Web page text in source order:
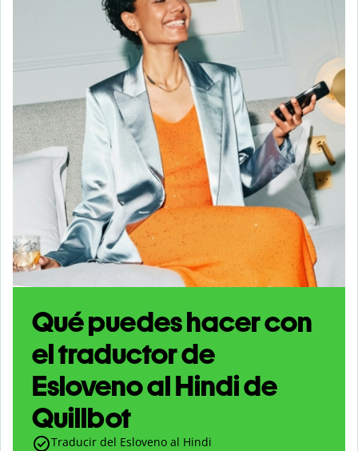
Qué puedes hacer con
el traductor de
Esloveno al Hindi de
Quillbot
Traducir del Esloveno al Hindi